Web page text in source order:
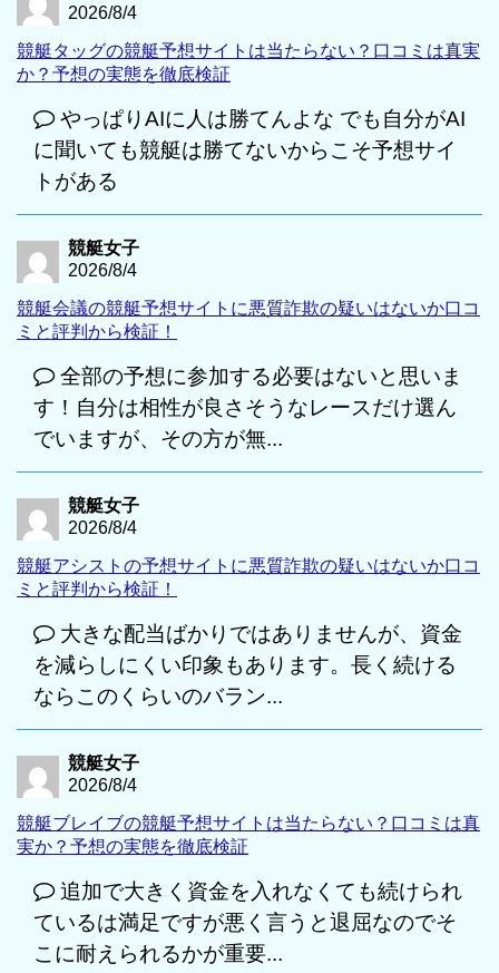
2026/8/4
競艇タッグの競艇予想サイトは当たらない？口コミは真実
か？予想の実態を徹底検証
やっぱりAIに人は勝てんよな でも自分がAI
に聞いても競艇は勝てないからこそ予想サイ
トがある
競艇女子
2026/8/4
競艇会議の競艇予想サイトに悪質詐欺の疑いはないか口コ
ミと評判から検証！
全部の予想に参加する必要はないと思いま
す！自分は相性が良さそうなレースだけ選ん
でいますが、その方が無...
競艇女子
2026/8/4
競艇アシストの予想サイトに悪質詐欺の疑いはないか口コ
ミと評判から検証！
大きな配当ばかりではありませんが、資金
を減らしにくい印象もあります。長く続ける
ならこのくらいのバラン...
競艇女子
2026/8/4
競艇ブレイブの競艇予想サイトは当たらない？口コミは真
実か？予想の実態を徹底検証
追加で大きく資金を入れなくても続けられ
ているは満足ですが悪く言うと退屈なのでそ
こに耐えられるかが重要...